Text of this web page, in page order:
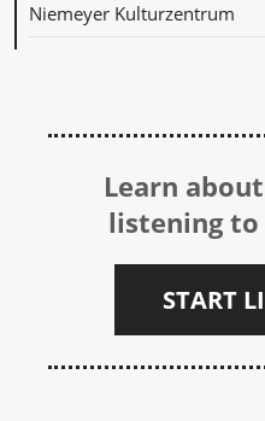
Niemeyer Kulturzentrum
Learn
listening to
START